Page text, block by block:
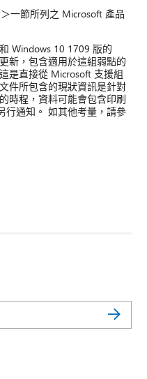
一節所列之 Microsoft 產品
Windows 10 1709 版的
新，包含適用於這組弱點的
是直接從 Microsoft 支援組
件所包含的現狀資訊是針對
時程，資料可能會包含印刷
行通知。 如其他考量，請參